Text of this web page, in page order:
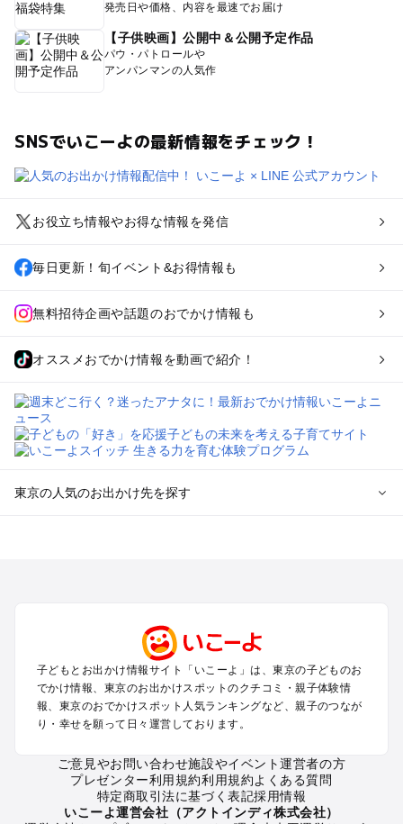
発売日や価格、内容を最速でお届け
【子供映画】公開中＆公開予定作品
パウ・パトロールや
アンパンマンの人気作
SNSでいこーよの最新情報をチェック！
お役立ち情報やお得な情報を発信
毎日更新！旬イベント&お得情報も
無料招待企画や話題のおでかけ情報も
オススメおでかけ情報を動画で紹介！
東京の人気のお出かけ先を探す
町田・相模原・愛川・上野原のプールお出かけ
渋谷・原宿・恵比寿・中目黒・自由が丘のプールお出かけ
池袋・赤羽・王子・巣鴨・目白・石神井のプールお出かけ
新宿・高田馬場・代々木・千駄ヶ谷のプールお出かけ
銀座・丸の内・日本橋・有楽町・築地・月島のプールお出かけ
小金井・小平・西東京・東村山・東久留米のプールお出かけ
府中・調布・狛江のプールお出かけ
青梅・奥多摩のプールお出かけ
子どもとお出かけ情報サイト「いこーよ」は、東京の子どものお
でかけ情報、東京のお出かけスポットのクチコミ・親子体験情
報、東京のおでかけスポット人気ランキングなど、親子のつなが
り・幸せを願って日々運営しております。
ご意見やお問い合わせ施設やイベント運営者の方
プレゼンター利用規約利用規約よくある質問
特定商取引法に基づく表記採用情報
いこーよ運営会社（アクトインディ株式会社）